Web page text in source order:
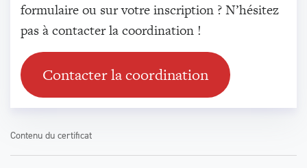
formulaire ou sur votre inscription ? N’hésitez
pas à contacter la coordination !
Contacter la coordination
Contenu du certificat